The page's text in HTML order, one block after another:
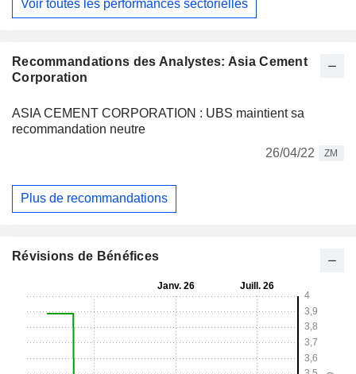
Recommandations des Analystes: Asia Cement
Corporation
ASIA CEMENT CORPORATION : UBS maintient sa
recommandation neutre
26/04/22
ZM
Plus de recommandations
Voir toutes les performances sectorielles
Révisions de Bénéfices